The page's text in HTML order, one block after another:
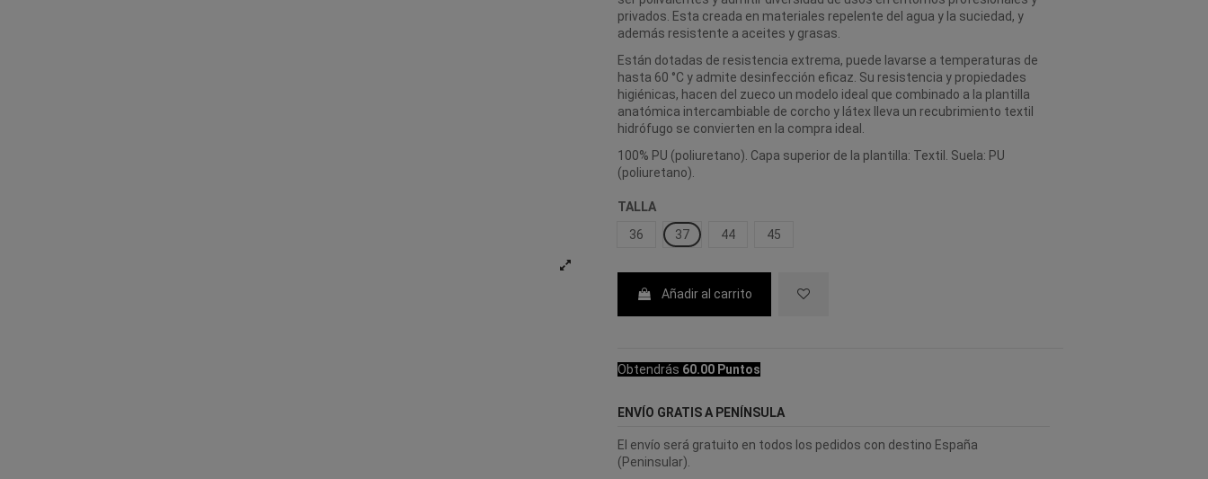
privados. Esta creada en materiales repelente del agua y la suciedad, y
además resistente a aceites y grasas.
Están dotadas de resistencia extrema, puede lavarse a temperaturas de
hasta 60 °C y admite desinfección eficaz. Su resistencia y propiedades
higiénicas, hacen del zueco un modelo ideal que combinado a la plantilla
anatómica intercambiable de corcho y látex lleva un recubrimiento textil
hidrófugo se convierten en la compra ideal.
100% PU (poliuretano). Capa superior de la plantilla: Textil. Suela: PU
(poliuretano).
TALLA
36
37 44 45
Añadir al carrito
Obtendrás 60.00 Puntos
ENVÍO GRATIS A PENÍNSULA
El envío será gratuito en todos los pedidos con destino España
(Peninsular).